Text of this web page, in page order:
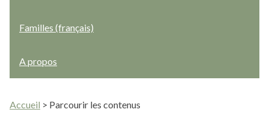
Familles (français)
A propos
Accueil > Parcourir les contenus